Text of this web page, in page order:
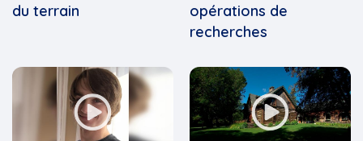
du terrain
opérations de
recherches